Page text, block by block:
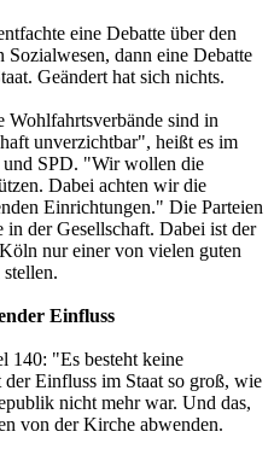
eine Debatte über den
dann eine Debatte
Geändert hat sich nichts.
sind in
unverzichtbar", heißt es im
SPD. "Wir wollen die
Dabei achten wir die
Einrichtungen." Die Parteien
in der Gesellschaft. Dabei ist der
nur einer von vielen guten
Einfluss
140: "Es besteht keine
Einfluss im Staat so groß, wie
nicht mehr war. Und das,
von der Kirche abwenden.